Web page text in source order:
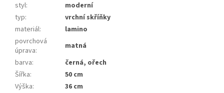
styl:
moderní
typ:
vrchní skříňky
materiál:
lamino
povrchová
úprava:
matná
barva:
černá, ořech
Šířka:
50 cm
Výška:
36 cm